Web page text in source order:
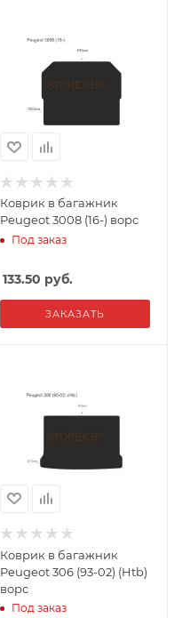
Коврик в багажник
Peugeot 3008 (16-) ворс
Под заказ
133.50 руб.
ЗАКАЗАТЬ
Коврик в багажник
Peugeot 306 (93-02) (Htb)
ворс
Под заказ